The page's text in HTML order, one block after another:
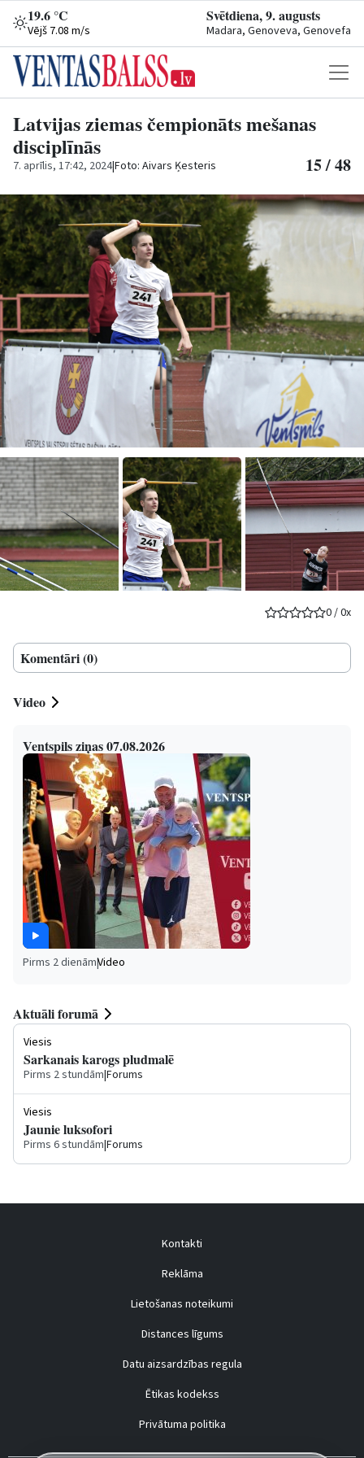
19.6 °C
Vējš 7.08 m/s
Svētdiena, 9. augusts
Madara, Genoveva, Genovefa
Latvijas ziemas čempionāts mešanas
disciplīnās
7. aprīlis, 17:42, 2024|Foto: Aivars Ķesteris 15 / 48
0/0x
Komentāri (0)
Video
Ventspils ziņas 07.08.2026
Pirms 2 dienām|Video
Aktuāli forumā
Viesis
Sarkanais karogs pludmalē
Pirms 2 stundām|Forums
Viesis
Jaunie luksofori
Pirms 6 stundām|Forums
Kontakti
Reklāma
Lietošanas noteikumi
Distances līgums
Datu aizsardzības regula
Ētikas kodekss
Privātuma politika